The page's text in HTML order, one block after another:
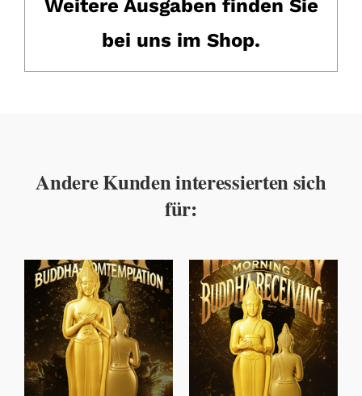
Weitere Ausgaben finden Sie
bei uns im Shop.
Andere Kunden interessierten sich
für: